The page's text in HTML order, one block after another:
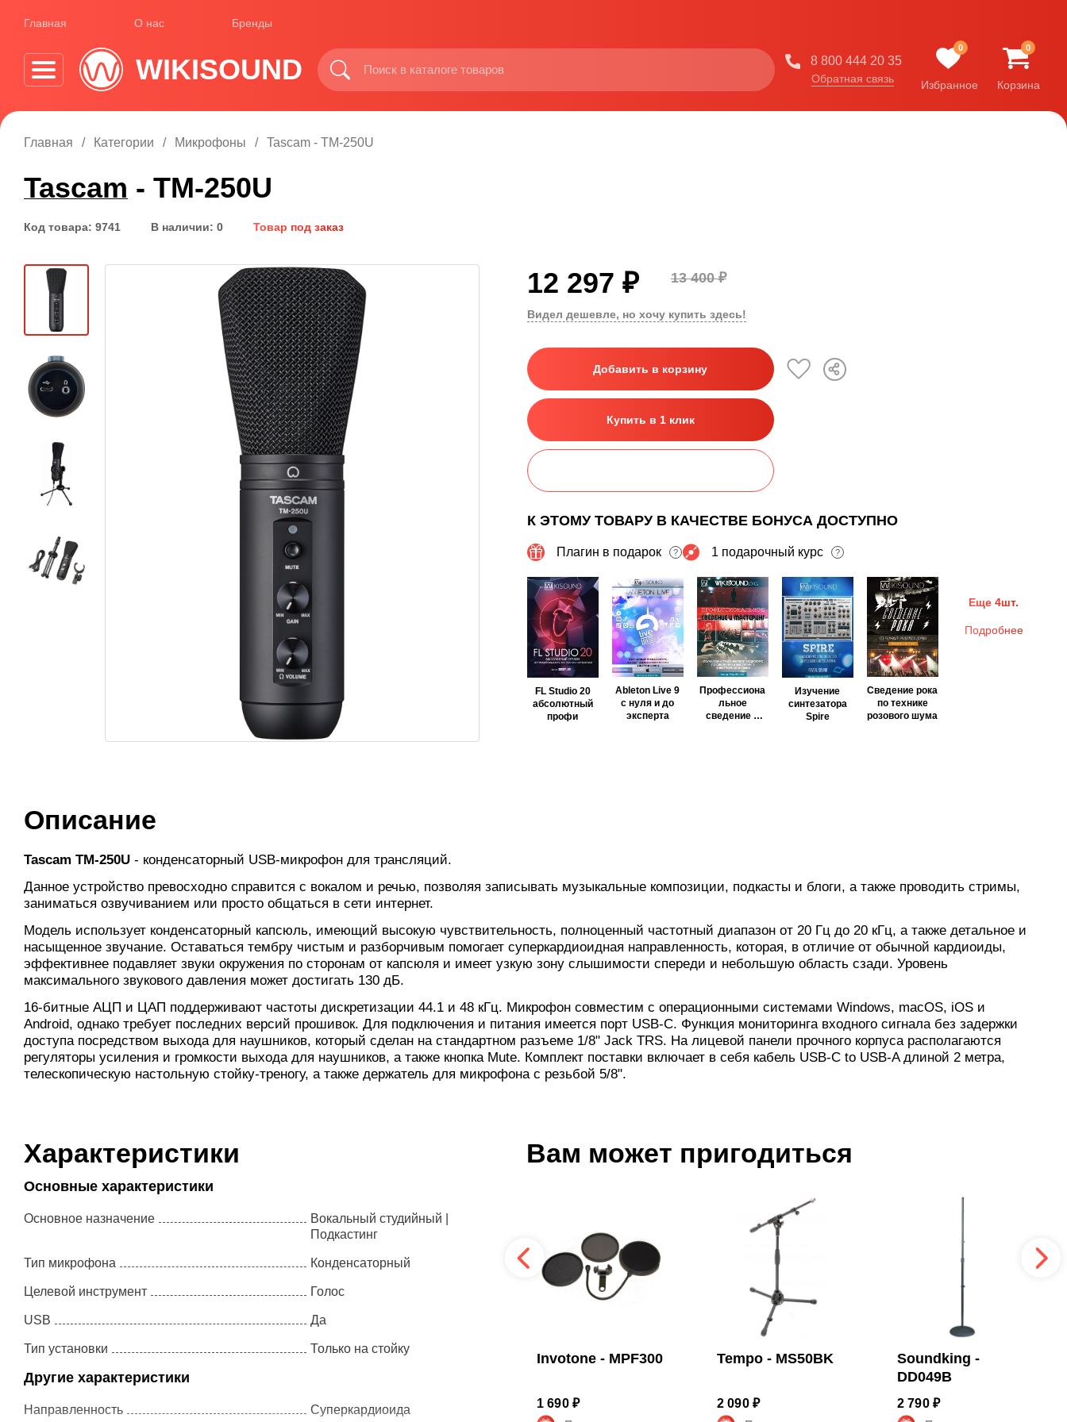
Главная О нас Бренды
WIKISOUND 8 800 444 20 35
Обратная связь
0
Избранное
0
Корзина
Главная Категории Микрофоны Tascam - TM-250U
Tascam - TM-250U
Код товара: 9741 В наличии: 0 Товар под заказ
12 297 ₽ 13 400 ₽
Видел дешевле, но хочу купить здесь!
Добавить в корзину
Купить в 1 клик
К ЭТОМУ ТОВАРУ В КАЧЕСТВЕ БОНУСА ДОСТУПНО
Плагин в подарок ? 1 подарочный курс ?
FL Studio 20
абсолютный
профи
Ableton Live 9
с нуля и до
эксперта
Профессиона
льное
сведение и
Изучение
синтезатора
Spire
Сведение рока
по технике
розового шума
Еще 4шт.
Подробнее
Описание
Tascam TM-250U - конденсаторный USB-микрофон для трансляций.
Данное устройство превосходно справится с вокалом и речью, позволяя записывать музыкальные композиции, подкасты и блоги, а также проводить стримы,
заниматься озвучиванием или просто общаться в сети интернет.
Модель использует конденсаторный капсюль, имеющий высокую чувствительность, полноценный частотный диапазон от 20 Гц до 20 кГц, а также детальное и
насыщенное звучание. Оставаться тембру чистым и разборчивым помогает суперкардиоидная направленность, которая, в отличие от обычной кардиоиды,
эффективнее подавляет звуки окружения по сторонам от капсюля и имеет узкую зону слышимости спереди и небольшую область сзади. Уровень
максимального звукового давления может достигать 130 дБ.
16-битные АЦП и ЦАП поддерживают частоты дискретизации 44.1 и 48 кГц. Микрофон совместим с операционными системами Windows, macOS, iOS и
Android, однако требует последних версий прошивок. Для подключения и питания имеется порт USB-C. Функция мониторинга входного сигнала без задержки
доступа посредством выхода для наушников, который сделан на стандартном разъеме 1/8" Jack TRS. На лицевой панели прочного корпуса располагаются
регуляторы усиления и громкости выхода для наушников, а также кнопка Mute. Комплект поставки включает в себя кабель USB-C to USB-A длиной 2 метра,
телескопическую настольную стойку-треногу, а также держатель для микрофона с резьбой 5/8".
Характеристики
Основные характеристики
Основное назначение
Вокальный студийный |
Подкастинг
Тип микрофона Конденсаторный
Целевой инструмент Голос
USB Да
Тип установки Только на стойку
Другие характеристики
Направленность Суперкардиоида
Вам может пригодиться
- DST60TL
153 ₽
B
NordFolk - NPF06 Invotone - MPF300
1 690 ₽
Tempo - MS50BK
2 090 ₽
Soundking -
DD049B
2 790 ₽